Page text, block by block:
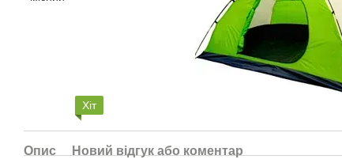
Хіт
Опис
Новий відгук або коментар